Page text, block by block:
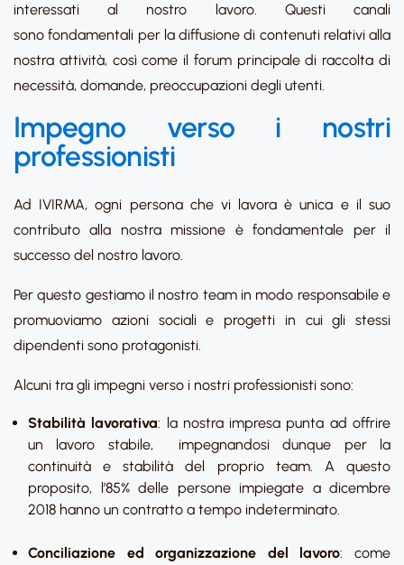
interessati al nostro lavoro. Questi canali
sono fondamentali per la diffusione di contenuti relativi alla
nostra attività, così come il forum principale di raccolta di
necessità, domande, preoccupazioni degli utenti.
Impegno verso i nostri
professionisti
Ad IVIRMA, ogni persona che vi lavora è unica e il suo
contributo alla nostra missione è fondamentale per il
successo del nostro lavoro.
Per questo gestiamo il nostro team in modo responsabile e
promuoviamo azioni sociali e progetti in cui gli stessi
dipendenti sono protagonisti.
Alcuni tra gli impegni verso i nostri professionisti sono:
Stabilità lavorativa: la nostra impresa punta ad offrire
un lavoro stabile, impegnandosi dunque per la
continuità e stabilità del proprio team. A questo
proposito, l’85% delle persone impiegate a dicembre
2018 hanno un contratto a tempo indeterminato.
Conciliazione ed organizzazione del lavoro: come